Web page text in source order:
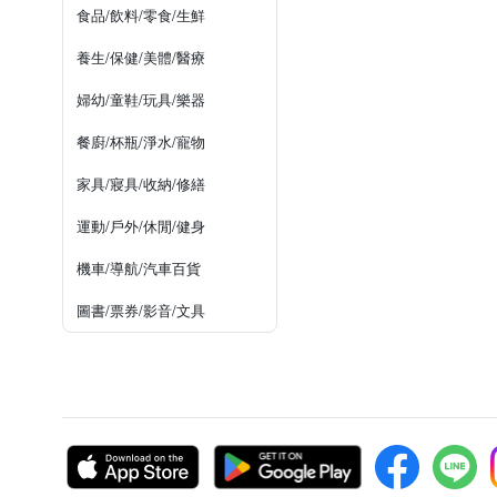
食品/飲料/零食/生鮮
養生/保健/美體/醫療
婦幼/童鞋/玩具/樂器
餐廚/杯瓶/淨水/寵物
家具/寢具/收納/修繕
運動/戶外/休閒/健身
機車/導航/汽車百貨
圖書/票券/影音/文具